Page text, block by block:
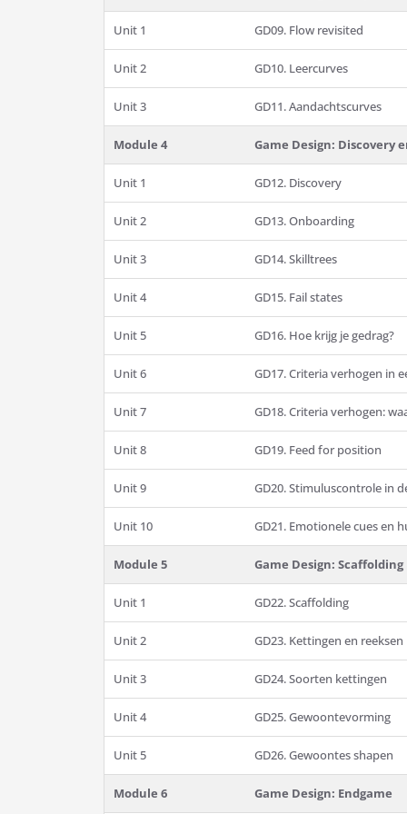
Unit 1 GD09. Flow revisited
Unit 2 GD10. Leercurves
Unit 3 GD11. Aandachtscurves
Module 4 Game Design: Discovery
Unit 1 GD12. Discovery
Unit 2 GD13. Onboarding
Unit 3 GD14. Skilltrees
Unit 4 GD15. Fail states
Unit 5 GD16. Hoe krijg je gedrag?
Unit 6 GD17. Criteria verhogen in
Unit 7 GD18. Criteria verhogen:
Unit 8 GD19. Feed for position
Unit 9 GD20. Stimuluscontrole in
Unit 10 GD21. Emotionele cues en
Module 5 Game Design: Scaffolding
Unit 1 GD22. Scaffolding
Unit 2 GD23. Kettingen en reeksen
Unit 3 GD24. Soorten kettingen
Unit 4 GD25. Gewoontevorming
Unit 5 GD26. Gewoontes shapen
Module 6 Game Design: Endgame